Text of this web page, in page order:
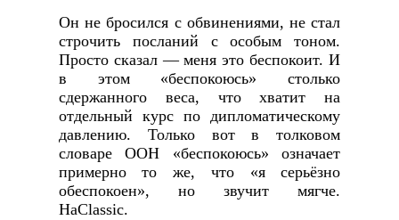
Он не бросился с обвинениями, не стал
строчить посланий с особым тоном.
Просто сказал — меня это беспокоит. И
в этом «беспокоюсь» столько
сдержанного веса, что хватит на
отдельный курс по дипломатическому
давлению. Только вот в толковом
словаре ООН «беспокоюсь» означает
примерно то же, что «я серьёзно
обеспокоен», но звучит мягче.
НаClassic.